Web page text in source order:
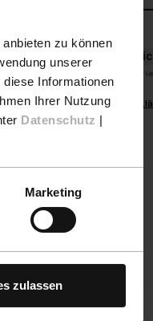
zu können
unserer
Informationen
Ihrer Nutzung
Datenschutz |
Marketing
zulassen
Anti-Robot Verification
Click to start
Ich habe die
diese hiermit *